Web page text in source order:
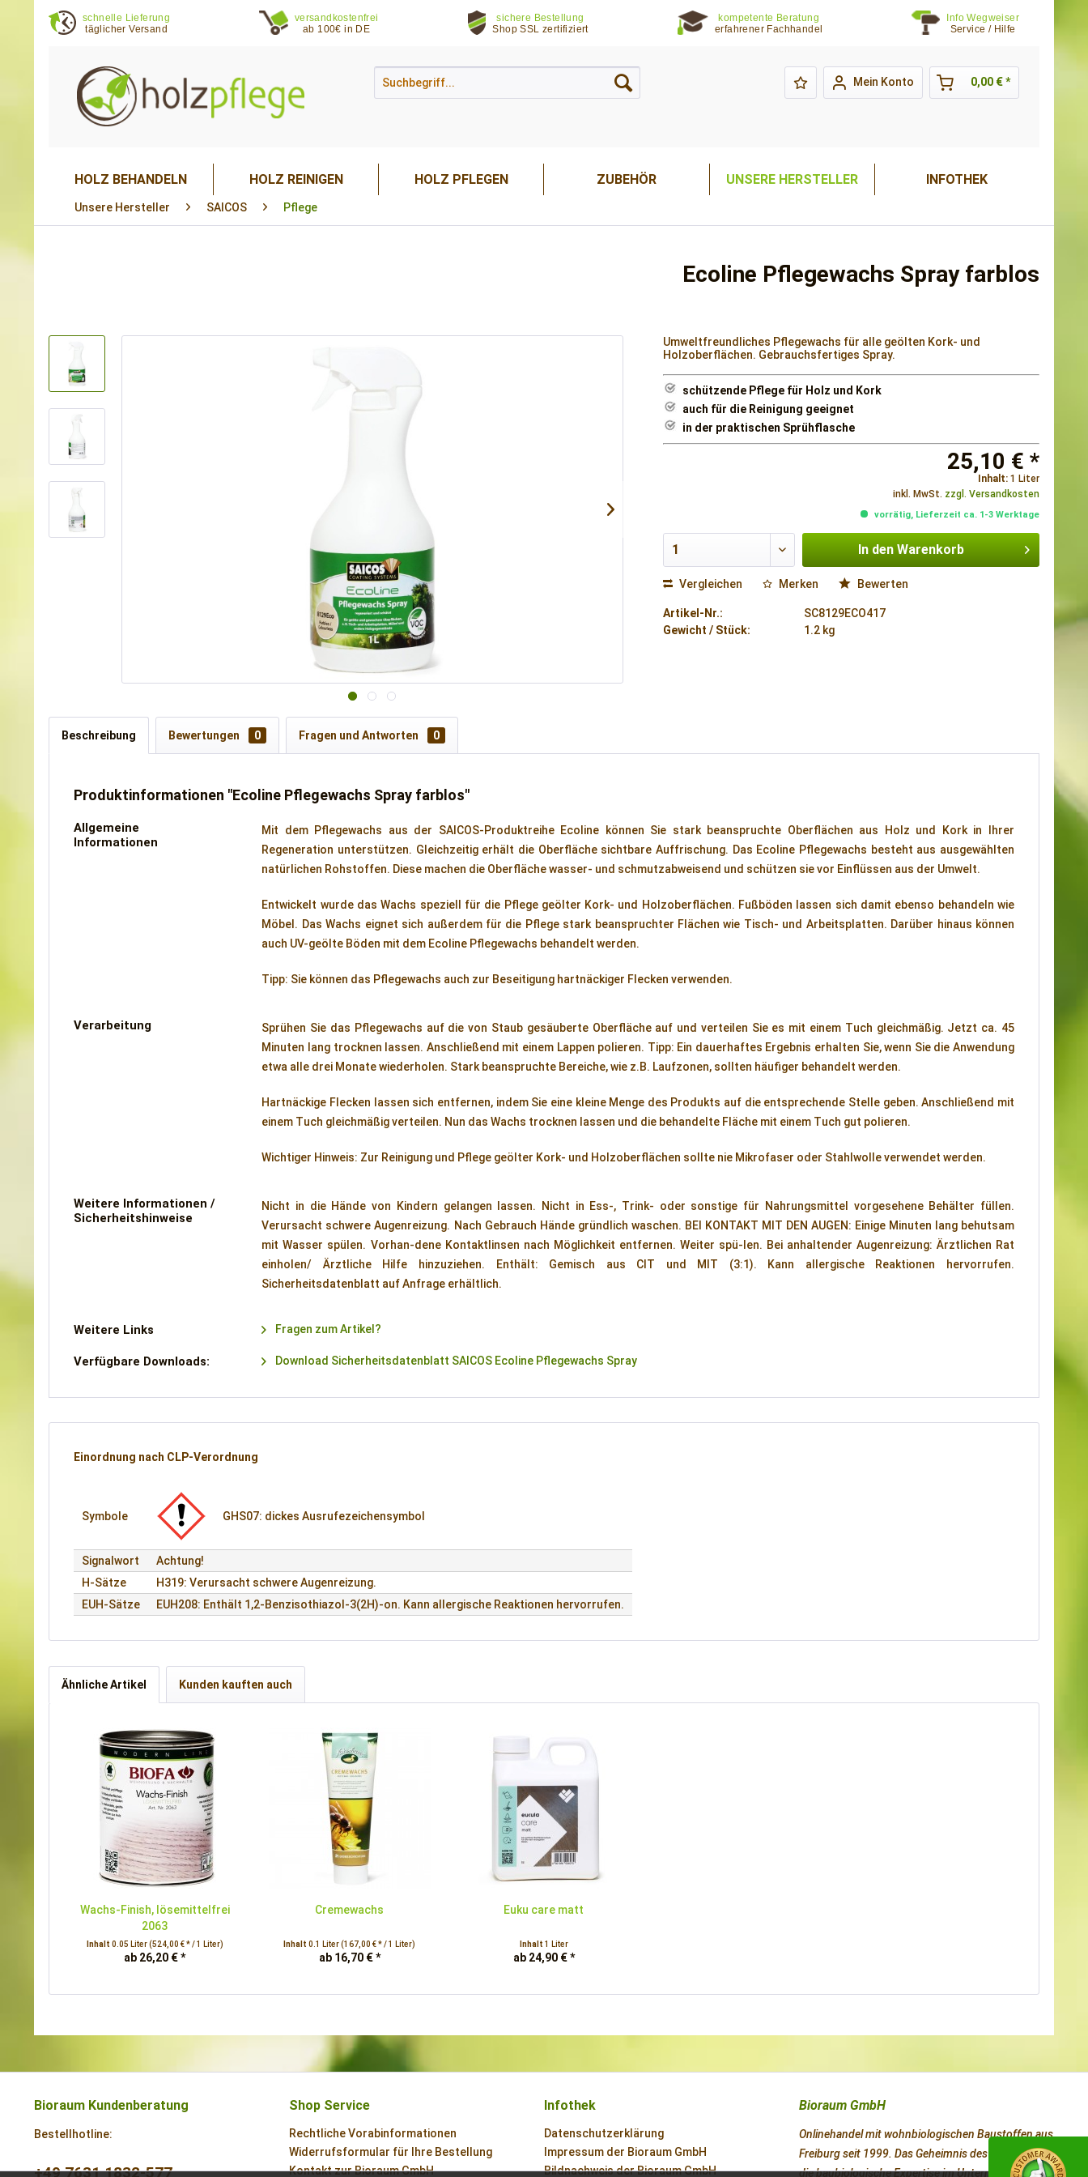
schnelle Lieferung
täglicher Versand
versandkostenfrei
ab 100€ in DE
sichere Bestellung
Shop SSL zertifiziert
kompetente Beratung
erfahrener Fachhandel
Info Wegweiser
Service / Hilfe
Mein Konto 0,00 € *
HOLZ BEHANDELN HOLZ REINIGEN HOLZ PFLEGEN ZUBEHÖR UNSERE HERSTELLER INFOTHEK
Unsere Hersteller SAICOS Pflege
Ecoline Pflegewachs Spray farblos
Umweltfreundliches Pflegewachs für alle geölten Kork- und
Holzoberflächen. Gebrauchsfertiges Spray.
schützende Pflege für Holz und Kork
auch für die Reinigung geeignet
in der praktischen Sprühflasche
25,10 € *
Inhalt: 1 Liter
inkl. MwSt. zzgl. Versandkosten
vorrätig, Lieferzeit ca. 1-3 Werktage
In den Warenkorb
Vergleichen Merken Bewerten
Artikel-Nr.:
SC8129ECO417
Gewicht / Stück:
1.2 kg
Beschreibung Bewertungen 0 Fragen und Antworten 0
Produktinformationen "Ecoline Pflegewachs Spray farblos"
Allgemeine
Informationen
Mit dem Pflegewachs aus der SAICOS-Produktreihe Ecoline können Sie stark beanspruchte Oberflächen aus Holz und Kork in Ihrer
Regeneration unterstützen. Gleichzeitig erhält die Oberfläche sichtbare Auffrischung. Das Ecoline Pflegewachs besteht aus ausgewählten
natürlichen Rohstoffen. Diese machen die Oberfläche wasser- und schmutzabweisend und schützen sie vor Einflüssen aus der Umwelt.
Entwickelt wurde das Wachs speziell für die Pflege geölter Kork- und Holzoberflächen. Fußböden lassen sich damit ebenso behandeln wie
Möbel. Das Wachs eignet sich außerdem für die Pflege stark beanspruchter Flächen wie Tisch- und Arbeitsplatten. Darüber hinaus können
auch UV-geölte Böden mit dem Ecoline Pflegewachs behandelt werden.
Tipp: Sie können das Pflegewachs auch zur Beseitigung hartnäckiger Flecken verwenden.
Verarbeitung
Sprühen Sie das Pflegewachs auf die von Staub gesäuberte Oberfläche auf und verteilen Sie es mit einem Tuch gleichmäßig. Jetzt ca. 45
Minuten lang trocknen lassen. Anschließend mit einem Lappen polieren. Tipp: Ein dauerhaftes Ergebnis erhalten Sie, wenn Sie die Anwendung
etwa alle drei Monate wiederholen. Stark beanspruchte Bereiche, wie z.B. Laufzonen, sollten häufiger behandelt werden.
Hartnäckige Flecken lassen sich entfernen, indem Sie eine kleine Menge des Produkts auf die entsprechende Stelle geben. Anschließend mit
einem Tuch gleichmäßig verteilen. Nun das Wachs trocknen lassen und die behandelte Fläche mit einem Tuch gut polieren.
Wichtiger Hinweis: Zur Reinigung und Pflege geölter Kork- und Holzoberflächen sollte nie Mikrofaser oder Stahlwolle verwendet werden.
Weitere Informationen /
Sicherheitshinweise
Nicht in die Hände von Kindern gelangen lassen. Nicht in Ess-, Trink- oder sonstige für Nahrungsmittel vorgesehene Behälter füllen.
Verursacht schwere Augenreizung. Nach Gebrauch Hände gründlich waschen. BEI KONTAKT MIT DEN AUGEN: Einige Minuten lang behutsam
mit Wasser spülen. Vorhan-dene Kontaktlinsen nach Möglichkeit entfernen. Weiter spü-len. Bei anhaltender Augenreizung: Ärztlichen Rat
einholen/ Ärztliche Hilfe hinzuziehen. Enthält: Gemisch aus CIT und MIT (3:1). Kann allergische Reaktionen hervorrufen.
Sicherheitsdatenblatt auf Anfrage erhältlich.
Weitere Links Fragen zum Artikel?
Verfügbare Downloads: Download Sicherheitsdatenblatt SAICOS Ecoline Pflegewachs Spray
Einordnung nach CLP-Verordnung
Symbole GHS07: dickes Ausrufezeichensymbol
Signalwort
Achtung!
H-Sätze
H319: Verursacht schwere Augenreizung.
EUH-Sätze
EUH208: Enthält 1,2-Benzisothiazol-3(2H)-on. Kann allergische Reaktionen hervorrufen.
Ähnliche Artikel Kunden kauften auch
Wachs-Finish, lösemittelfrei
2063
Inhalt 0.05 Liter(524,00 € * / 1 Liter)
ab 26,20 € *
Cremewachs
Inhalt0.1 Liter(167,00 € * / 1 Liter)
ab 16,70 € *
Euku care matt
Inhalt 1 Liter
ab 24,90 € *
Bioraum Kundenberatung
Bestellhotline:
+49 7631 1832-577
Shop Service
Rechtliche Vorabinformationen
Widerrufsformular für Ihre Bestellung
Kontakt zur Bioraum GmbH
Infothek
Datenschutzerklärung
Impressum der Bioraum GmbH
Bildnachweis der Bioraum GmbH
Bioraum GmbH
Onlinehandel mit wohnbiologischen Baustoffen aus
Freiburg seit 1999. Das Geheimnis des Erfolges ist
die baubiologische Expertise im Unternehmen.